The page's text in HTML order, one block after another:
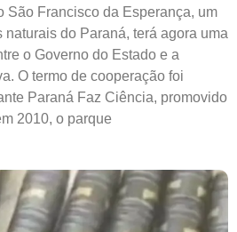
São Francisco da Esperança, um
do Paraná, terá agora uma
o Governo do Estado e a
O termo de cooperação foi
Paraná Faz Ciência, promovido
2010, o parque